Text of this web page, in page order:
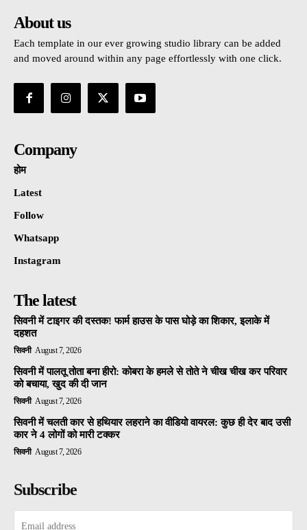
About us
Each template in our ever growing studio library can be added
and moved around within any page effortlessly with one click.
Company
होम
Latest
Follow
Whatsapp
Instagram
The latest
सिवनी में टाइगर की दस्तक! फार्म हाउस के पास घोड़े का शिकार, इलाके में
दहशत
सिवनी August 7, 2026
सिवनी में पालतू तोता बना हीरो: कोबरा के हमले से तोते ने चीख चीख कर परिवार
को बचाया, खुद की दी जान
सिवनी August 7, 2026
सिवनी में चलती कार से हथियार लहराने का वीडियो वायरल: कुछ ही देर बाद उसी
कार ने 4 लोगों को मारी टक्कर
सिवनी August 7, 2026
Subscribe